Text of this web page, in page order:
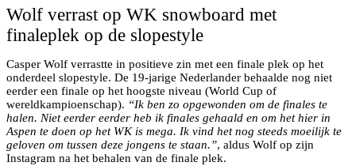
Wolf verrast op WK snowboard met
finaleplek op de slopestyle
Casper Wolf verrastte in positieve zin met een finale plek op het
onderdeel slopestyle. De 19-jarige Nederlander behaalde nog niet
eerder een finale op het hoogste niveau (World Cup of
wereldkampioenschap). “Ik ben zo opgewonden om de finales te
halen. Niet eerder eerder heb ik finales gehaald en om het hier in
Aspen te doen op het WK is mega. Ik vind het nog steeds moeilijk te
geloven om tussen deze jongens te staan.”, aldus Wolf op zijn
Instagram na het behalen van de finale plek.